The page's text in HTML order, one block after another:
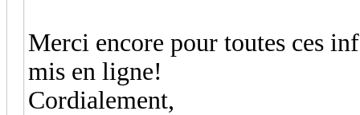
Merci encore pour toutes ces
mis en ligne!
Cordialement,